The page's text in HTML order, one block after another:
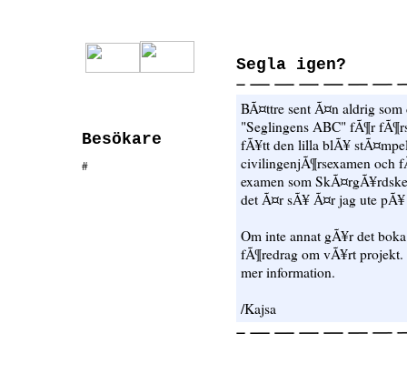
Besökare
#
Segla igen?
BÃ¤ttre sent Ã¤n aldrig
"Seglingens ABC" fÃ¶r
fÃ¥tt den lilla blÃ¥
civilingenjÃ¶rsexamen och
examen som
det Ã¤r sÃ¥ Ã¤r jag ute
Om inte annat gÃ¥r det
fÃ¶redrag om vÃ¥rt
mer information.
/Kajsa